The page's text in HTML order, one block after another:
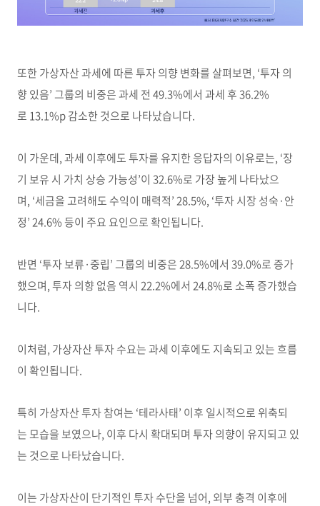
또한 가상자산 과세에 따른 투자 의향 변화를 살펴보면, ‘투자 의
향 있음’ 그룹의 비중은 과세 전 49.3%에서 과세 후 36.2%
로 13.1%p 감소한 것으로 나타났습니다.
이 가운데, 과세 이후에도 투자를 유지한 응답자의 이유로는, ‘장
기 보유 시 가치 상승 가능성’이 32.6%로 가장 높게 나타났으
며, ‘세금을 고려해도 수익이 매력적’ 28.5%, ‘투자 시장 성숙·안
정’ 24.6% 등이 주요 요인으로 확인됩니다.
반면 ‘투자 보류·중립’ 그룹의 비중은 28.5%에서 39.0%로 증가
했으며, 투자 의향 없음 역시 22.2%에서 24.8%로 소폭 증가했습
니다.
이처럼, 가상자산 투자 수요는 과세 이후에도 지속되고 있는 흐름
이 확인됩니다.
특히 가상자산 투자 참여는 ‘테라사태’ 이후 일시적으로 위축되
는 모습을 보였으나, 이후 다시 확대되며 투자 의향이 유지되고 있
는 것으로 나타났습니다.
이는 가상자산이 단기적인 투자 수단을 넘어, 외부 충격 이후에